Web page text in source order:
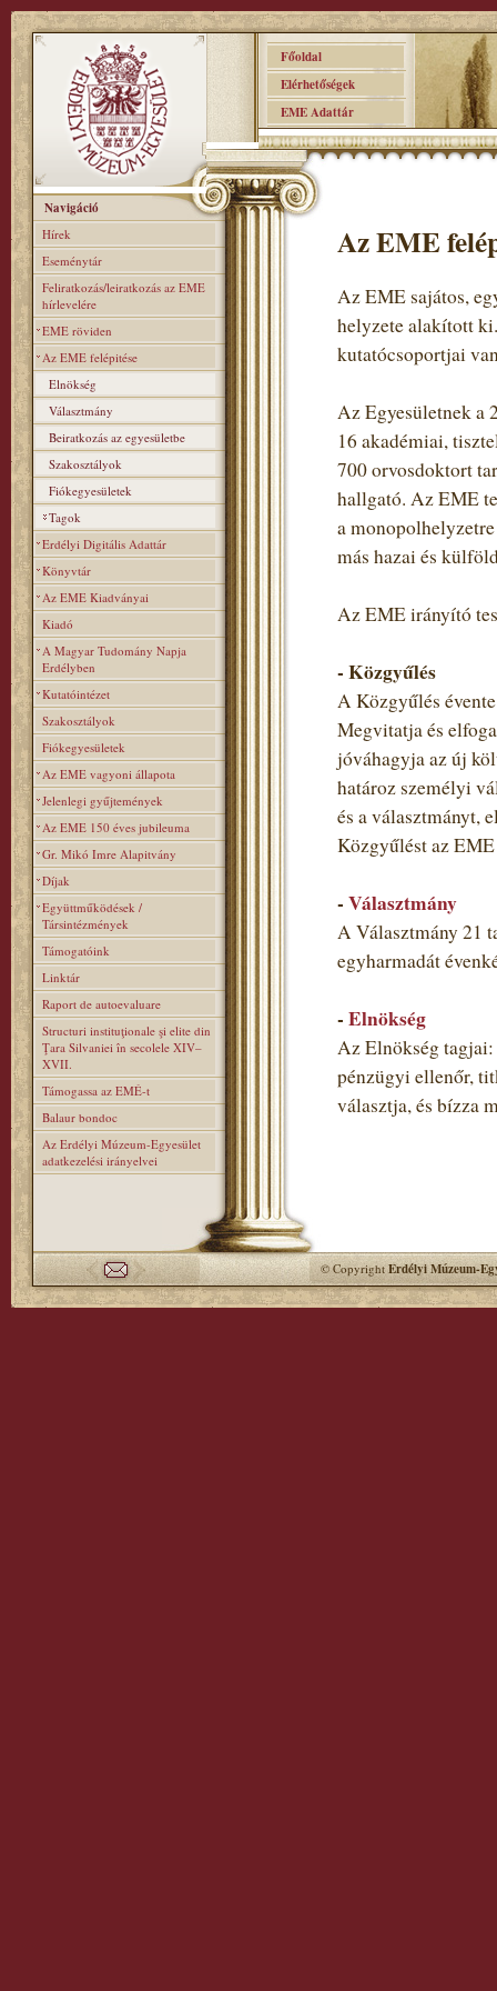
Főoldal
Elérhetőségek
EME Adattár
Navigáció
Hírek
Eseménytár
Feliratkozás/leiratkozás az EME
hírlevelére
EME röviden
Az EME felépitése
Elnökség
Választmány
Beiratkozás az egyesületbe
Szakosztályok
Fiókegyesületek
Tagok
Erdélyi Digitális Adattár
Könyvtár
Az EME Kiadványai
Kiadó
A Magyar Tudomány Napja
Erdélyben
Kutatóintézet
Szakosztályok
Fiókegyesületek
Az EME vagyoni állapota
Jelenlegi gyűjtemények
Az EME 150 éves jubileuma
Gr. Mikó Imre Alapitvány
Díjak
Együttműködések /
Társintézmények
Támogatóink
Linktár
Raport de autoevaluare
Structuri instituţionale şi elite din
Ţara Silvaniei în secolele XIV–
XVII.
Támogassa az EMÉ-t
Balaur bondoc
Az Erdélyi Múzeum-Egyesület
adatkezelési irányelvei
Az EME
Az EME sajátos,
helyzete alakított
kutatócsoportjai
Az Egyesületnek a
16 akadémiai,
700 orvosdoktort
hallgató. Az EME
a
más hazai és
Az EME irányító
- Közgyűlés
A Közgyűlés
Megvitatja és
jóváhagyja az új
határoz személyi
és a választmányt,
Közgyűlést az
- Választmány
A Választmány 21
egyharmadát
- Elnökség
Az Elnökség
pénzügyi ellenőr,
választja, és bízza
© CopyrightErdélyi Múzeum-